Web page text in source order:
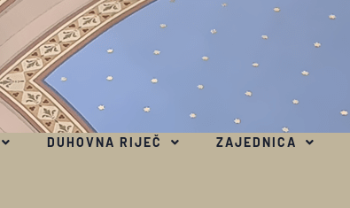
DUHOVNA RIJEČ ZAJEDNICA